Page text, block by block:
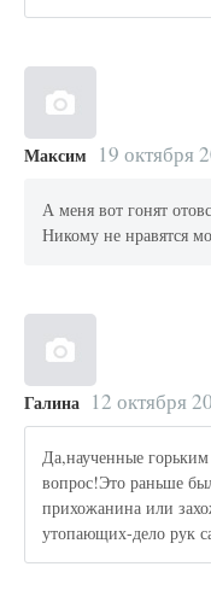
Максим 19 октября
А меня вот гонят
Никому не нравятся
Галина 12 октября
Да,наученные
вопрос!Это раньше
прихожанина или
утопающих-дело рук